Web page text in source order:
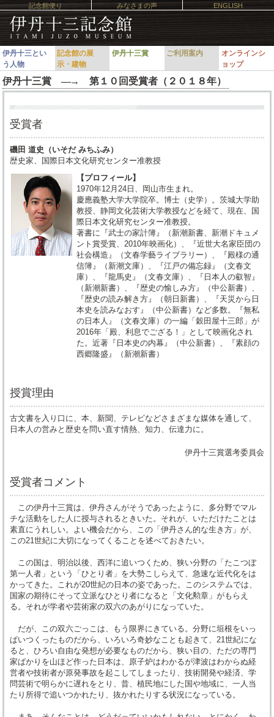
ENGLISH
記念館便り みなさまの声
伊丹十三とい
う人物
記念館の展
示・建物
伊丹十三賞 ご利用案内
オンラインシ
ョップ
伊丹十三賞 ―→ 第１０回受賞者（２０１８年）
受賞者
磯田 道史（いそだ みちふみ）
歴史家、国際日本文化研究センター准教授
【プロフィール】
1970年12月24日、岡山市生まれ。
慶應義塾大学大学院卒。博士（史学）。茨城大学助
教授、静岡文化芸術大学教授などを経て、現在、国
際日本文化研究センター准教授。
著書に『武士の家計簿』（新潮新書、新潮ドキュメ
ント賞受賞、2010年映画化）、『近世大名家臣団の
社会構造』（文春学藝ライブラリー）、『殿様の通
信簿』（新潮文庫）、『江戸の備忘録』（文春文
庫）、『龍馬史』（文春文庫）、『日本人の叡智』
（新潮新書）、『歴史の愉しみ方』（中公新書）、
『歴史の読み解き方』（朝日新書）、『天災から日
本史を読みなおす』（中公新書）など多数。『無私
の日本人』（文春文庫）の一編「穀田屋十三郎」が
2016年「殿、利息でござる！」として映画化され
た。近著『日本史の内幕』（中公新書）、『素顔の
西郷隆盛』（新潮新書）
授賞理由
古文書を入り口に、本、新聞、テレビなどさまざまな媒体を通して、
日本人の営みと歴史を問い直す情熱、知力、伝達力に。
伊丹十三賞選考委員会
受賞者コメント
この伊丹十三賞は、伊丹さんがそうであったように、多分野でマル
チな活動をした人に授与されるときいた。それが、いただけたことは
素直にうれしい。よい機会だから、この「伊丹さん的な生き方」が、
この21世紀に大切になってくることを述べておきたい。
この国は、明治以後、西洋に追いつくため、狭い分野の「たこつぼ
第一人者」という「ひとり者」を大勢こしらえて、急速な近代化をは
かってきた。これが20世紀の日本の姿であった。このシステムでは、
国家の期待にそって立派なひとり者になると「文化勲章」がもらえ
る。それが学者や芸術家の双六のあがりになっていた。
だが、この双六ごっこは、もう限界にきている。分野に垣根をいっ
ぱいつくったものだから、いろいろ奇妙なことも起きて、21世紀にな
ると、ひろい自由な発想が必要なものだから、狭い目の、ただの専門
家ばかりを山ほど作った日本は、原子炉はわかるが津波はわからぬ経
営者や技術者が原発事故を起こしてしまったり、技術開発や経済、学
問芸術で明らかに遅れをとり、昔、植民地にした国や地域に、一人当
たり所得で追いつかれたり、抜かれたりする状況になっている。